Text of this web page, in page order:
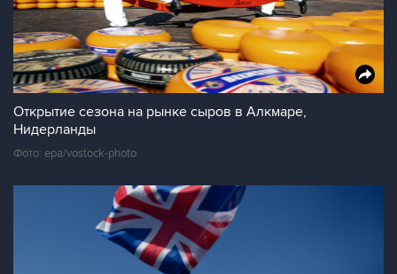
Открытие сезона на рынке сыров в Алкмаре,
Нидерланды
Фото: epa/vostock-photo